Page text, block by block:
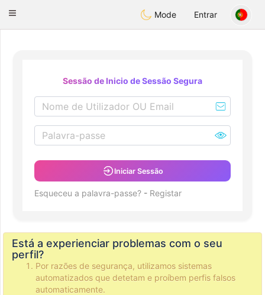
AmamiOra
Toggle
Mode Entrar
Sessão de Inicio de Sessão Segura
Iniciar Sessão
Esqueceu a palavra-passe? - Registar
Está a experienciar problemas com o seu
perfil?
Por razões de segurança, utilizamos sistemas
automatizados que detetam e proíbem perfis falsos
automaticamente.